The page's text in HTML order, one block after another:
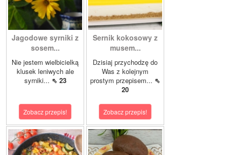
Jagodowe syrniki z
sosem...
Nie jestem wielbicielką
klusek leniwych ale
syrniki... ⇖ 23
Zobacz przepis!
Sernik kokosowy z
musem...
Dzisiaj przychodzę do
Was z kolejnym
prostym przepisem... ⇖
20
Zobacz przepis!